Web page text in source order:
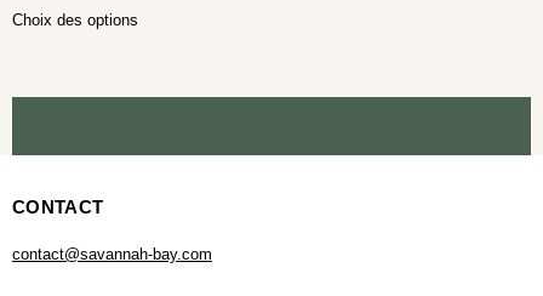
Choix des options
CONTACT
contact@savannah-bay.com